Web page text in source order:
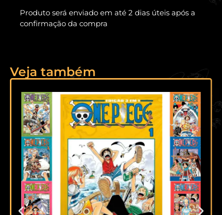
Produto será enviado em até 2 dias úteis após a
confirmação da compra
Veja também